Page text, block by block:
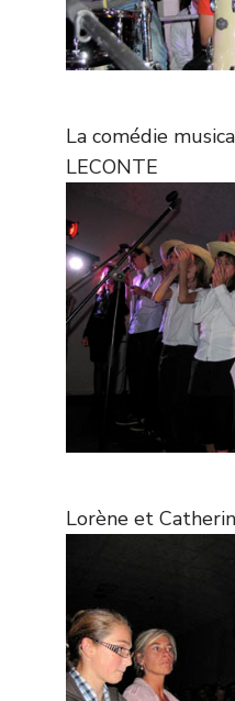
La comédie
LECONTE
Lorène et